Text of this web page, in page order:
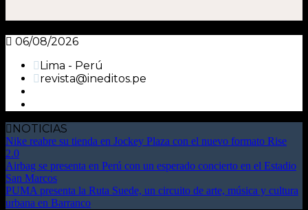
06/08/2026
Lima - Perú
revista@ineditos.pe
NOTICIAS
Nike reabre su tienda en Jockey Plaza con el nuevo formato Rise
2.0
Airbag se presenta en Perú con un esperado concierto en el Estadio
San Marcos
PUMA presenta la Ruta Suede, un circuito de arte, música y cultura
urbana en Barranco